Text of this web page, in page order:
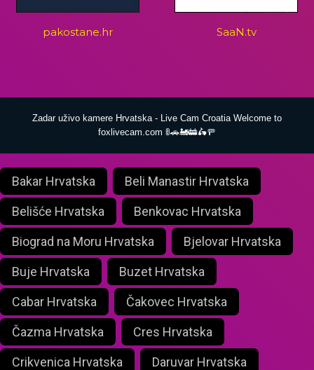
pakostane.hr SaaN.tv
Zadar uživo kamere Hrvatska - Live Cam Croatia Welcome to
foxlivecam.com 🚦🚗🚂🚋🛵🚥
Bakar Hrvatska Beli Manastir Hrvatska
Belišće Hrvatska Benkovac Hrvatska
Biograd na Moru Hrvatska Bjelovar Hrvatska
Buje Hrvatska Buzet Hrvatska
Cabar Hrvatska Čakovec Hrvatska
Čazma Hrvatska Cres Hrvatska
Crikvenica Hrvatska Daruvar Hrvatska